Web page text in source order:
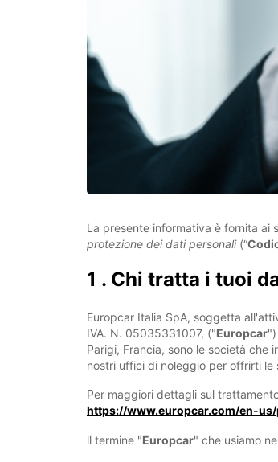
La presente informativa è fornita ai
protezione dei dati personali(“
1 . Chi tratta i tuoi
Europcar Italia SpA, soggetta
IVA. N. 05035331007, ("Europcar
Parigi, Francia, sono le società
nostri uffici di noleggio per offrirti le
Per maggiori dettagli sul
https://www.europcar.com/en-
ll termine "Europcar" che usiamo